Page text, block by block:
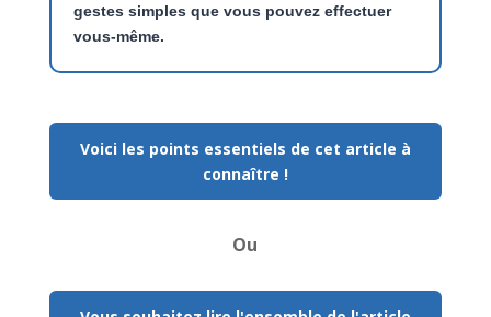
gestes simples que vous pouvez effectuer
vous-même.
Voici les points essentiels de cet article à
connaître !
Ou